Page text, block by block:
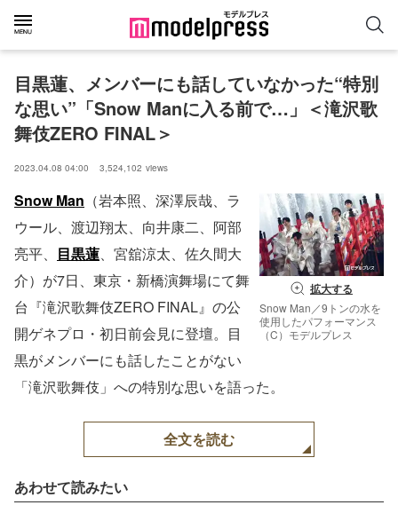
目黒蓮、メンバーにも話していなかった“特別
な思い”「Snow Manに入る前で…」＜滝沢歌
舞伎ZERO FINAL＞
2023.04.08 04:00 3,524,102 views
拡大する
Snow Man／9トンの水を
使用したパフォーマンス
（C）モデルプレス
Snow Man （岩本照、深澤辰哉、ラ
ウール、渡辺翔太、向井康二、阿部
亮平、 目黒蓮、宮舘涼太、佐久間大
介）が7日、東京・新橋演舞場にて舞
台『滝沢歌舞伎ZERO FINAL』の公
開ゲネプロ・初日前会見に登壇。目
黒がメンバーにも話したことがない
「滝沢歌舞伎」への特別な思いを語った。
全文を読む
あわせて読みたい